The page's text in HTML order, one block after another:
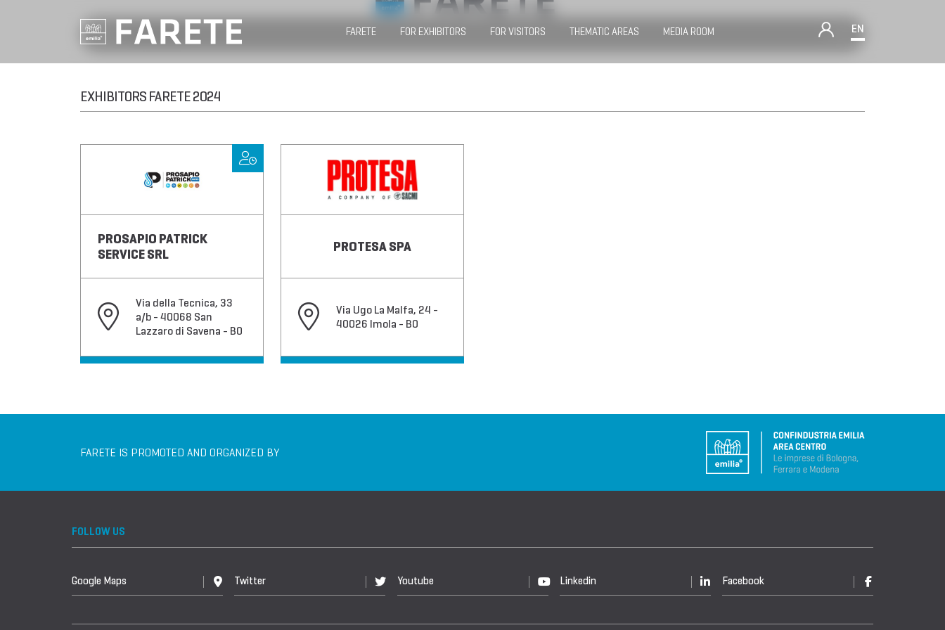
FARETE FOR EXHIBITORS FOR VISITORS THEMATIC AREAS MEDIA ROOM EN
EXHIBITORS FARETE 2024
PROSAPIO PATRICK
SERVICE SRL
Via della Tecnica, 33
a/b - 40068 San
Lazzaro di Savena - BO
PROTESA SPA
Via Ugo La Malfa, 24 -
40026 Imola - BO
FARETE IS PROMOTED AND ORGANIZED BY
FOLLOW US
Google Maps Twitter Youtube Linkedin Facebook